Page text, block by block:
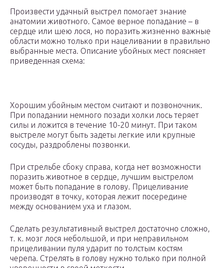
Произвести удачный выстрел помогает знание
анатомии животного. Самое верное попадание – в
сердце или шею лося, но поразить жизненно важные
области можно только при нацеливании в правильно
выбранные места. Описание убойных мест поясняет
приведенная схема:
Хорошим убойным местом считают и позвоночник.
При попадании немного позади холки лось теряет
силы и ложится в течение 10-20 минут. При таком
выстреле могут быть задеты легкие или крупные
сосуды, раздроблены позвонки.
При стрельбе сбоку справа, когда нет возможности
поразить животное в сердце, лучшим выстрелом
может быть попадание в голову. Прицеливание
производят в точку, которая лежит посередине
между основанием уха и глазом.
Сделать результативный выстрел достаточно сложно,
т. к. мозг лося небольшой, и при неправильном
прицеливании пуля ударит по толстым костям
черепа. Стрелять в голову нужно только при полной